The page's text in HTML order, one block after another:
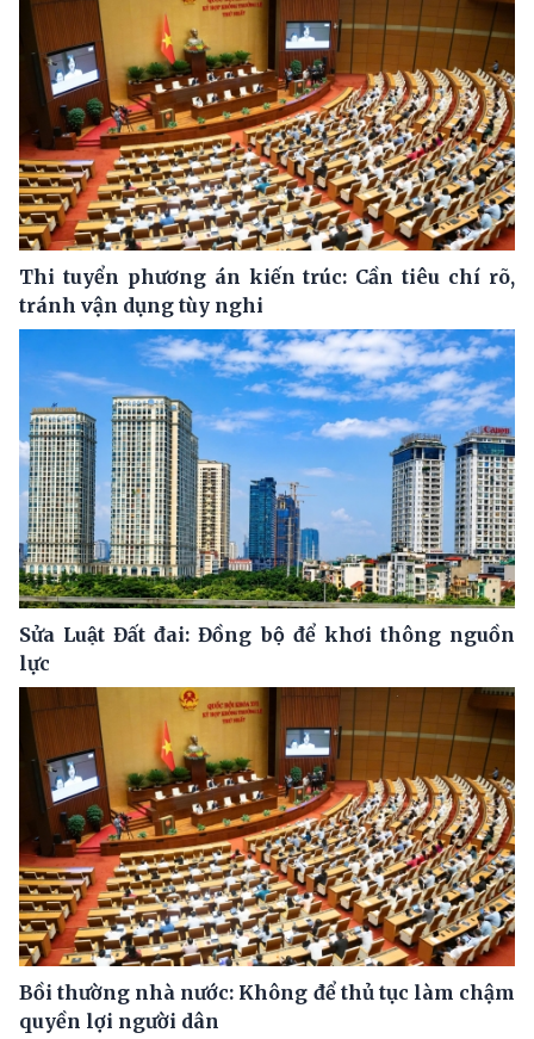
Thi tuyển phương án kiến trúc: Cần tiêu chí rõ,
tránh vận dụng tùy nghi
Sửa Luật Đất đai: Đồng bộ để khơi thông nguồn
lực
Bồi thường nhà nước: Không để thủ tục làm chậm
quyền lợi người dân